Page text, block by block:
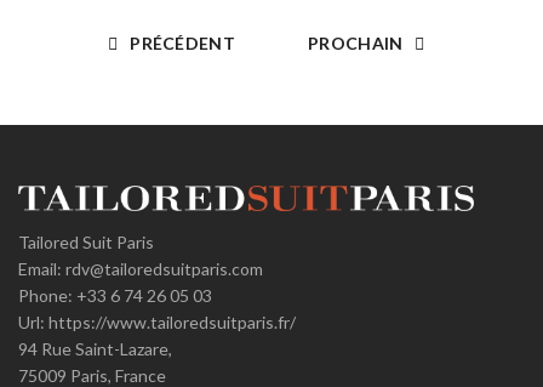
PRÉCÉDENT PROCHAIN
Tailored Suit Paris
Email: rdv@tailoredsuitparis.com
Phone: +33 6 74 26 05 03
Url: https://www.tailoredsuitparis.fr/
94 Rue Saint-Lazare,
75009 Paris, France